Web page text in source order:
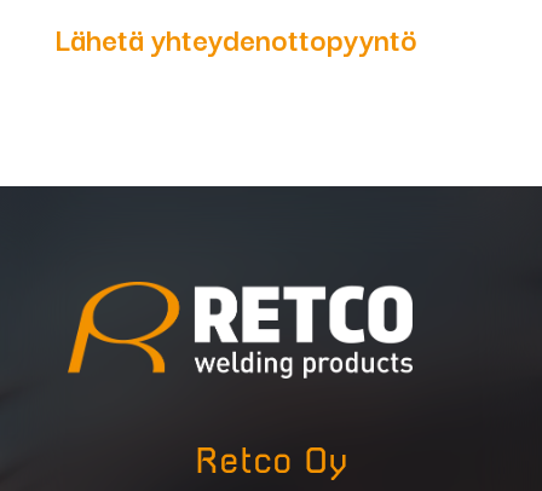
Lähetä yhteydenottopyyntö
Retco Oy